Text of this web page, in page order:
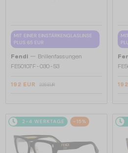
MIT EINER EINSTÄRKENGLASLINSE
PLUS 65 EUR
Fendi — Brillenfassungen
FE50107F - 030 - 53
192 EUR 226 EUR
2-4 WERKTAGE -15%